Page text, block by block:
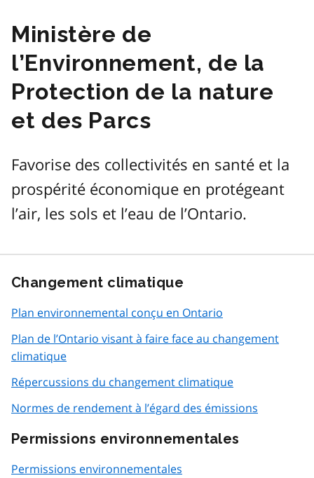
Ministère de
l’Environnement, de la
Protection de la nature
et des Parcs
Favorise des collectivités en santé et la
prospérité économique en protégeant
l’air, les sols et l’eau de l’Ontario.
Changement climatique
Plan environnemental conçu en Ontario
Plan de l’Ontario visant à faire face au changement
climatique
Répercussions du changement climatique
Normes de rendement à l’égard des émissions
Permissions environnementales
Permissions environnementales